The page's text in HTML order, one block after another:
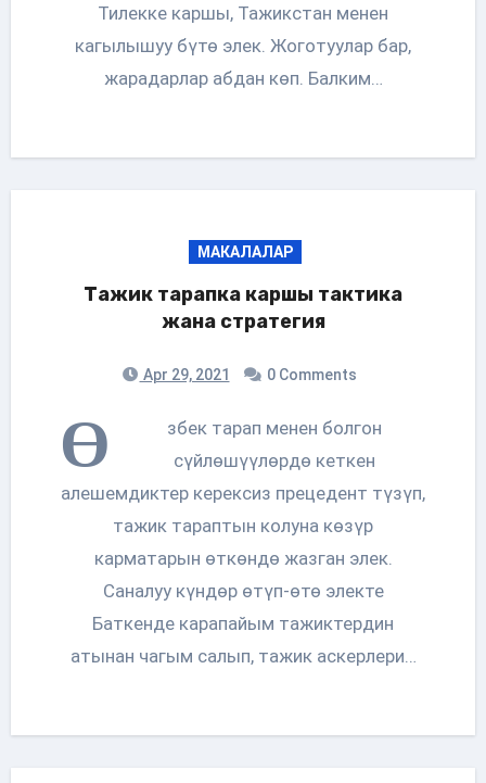
Тилекке каршы, Тажикстан менен
кагылышуу бүтө элек. Жоготуулар бар,
жарадарлар абдан көп. Балким…
МАКАЛАЛАР
Тажик тарапка каршы тактика
жана стратегия
Apr 29, 2021 0 Comments
Ө
збек тарап менен болгон
сүйлөшүүлөрдө кеткен
алешемдиктер керексиз прецедент түзүп,
тажик тараптын колуна көзүр
карматарын өткөндө жазган элек.
Саналуу күндөр өтүп-өтө электе
Баткенде карапайым тажиктердин
атынан чагым салып, тажик аскерлери…